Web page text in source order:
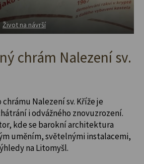
Život na návrší
chrám Nalezení sv.
Nalezení sv. Kříže je
i odvážného znovuzrození.
kde se barokní architektura
uměním, světelnými instalacemi,
na Litomyšl.